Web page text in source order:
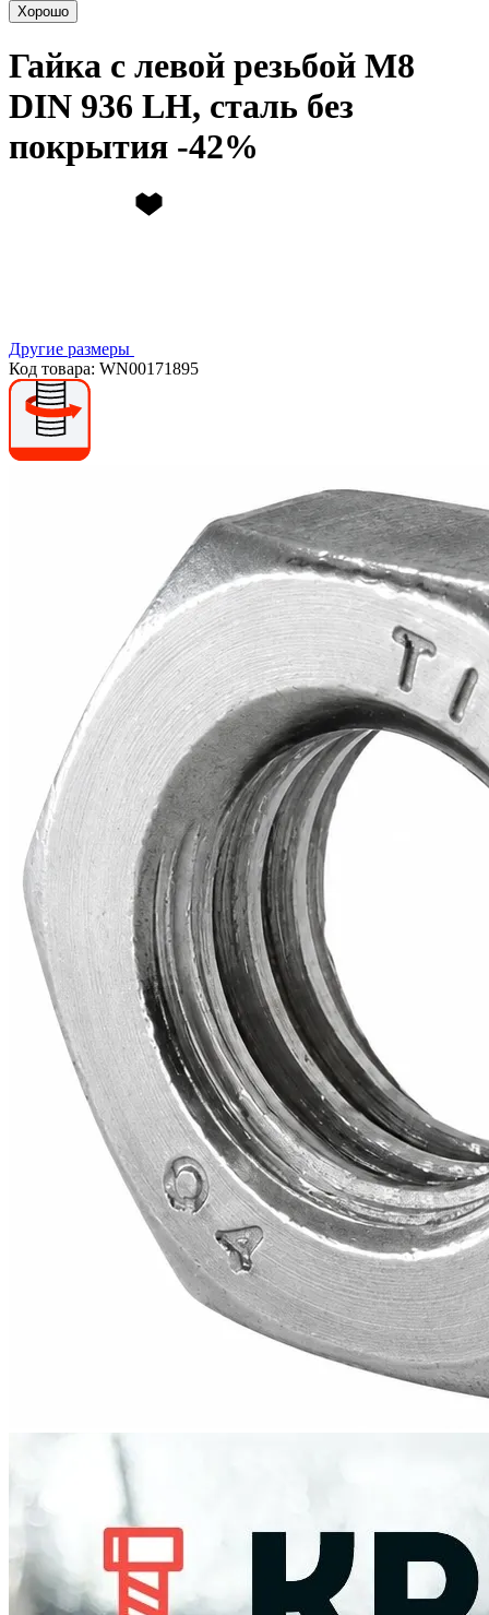
Хорошо
Гайка с левой резьбой М8
DIN 936 LH, сталь без
покрытия
Другие размеры
Код товара: WN00171895